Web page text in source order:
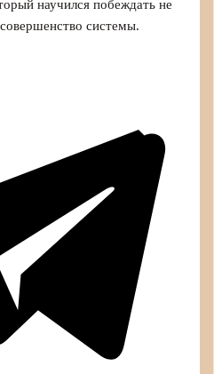
научился побеждать не
системы.